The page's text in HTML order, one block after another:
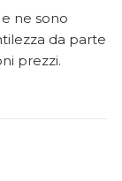
ne sono
da parte
prezzi.